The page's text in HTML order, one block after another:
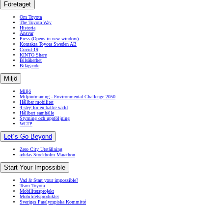
Företaget
Om Toyota
The Toyota Way
Historia
Ansvar
Press (Opens in new window)
Kontakta Toyota Sweden AB
Covid-19
KINTO Share
Bilsäkerhet
Bilägande
Miljö
Miljö
Miljöutmaning - Environmental Challenge 2050
Hållbar mobilitet
4 steg för en bättre värld
Hållbart samhälle
Styrning och uppföljning
WLTP
Let´s Go Beyond
Zero City Utställning
adidas Stockholm Marathon
Start Your Impossible
Vad är Start your impossible?
Team Toyota
Mobilitetsprojekt
Mobilitetsprodukter
Sveriges Paralympiska Kommitté